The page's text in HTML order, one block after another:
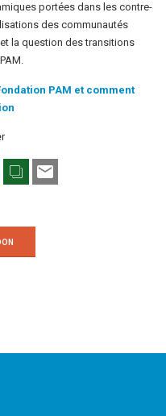
portées dans les contre-
des communautés
la question des transitions
PAM et comment